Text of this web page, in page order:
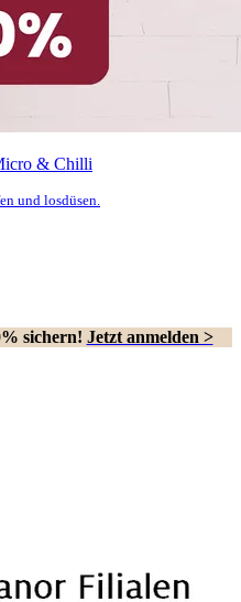
& Chilli
und losdüsen.
sichern! Jetzt anmelden >